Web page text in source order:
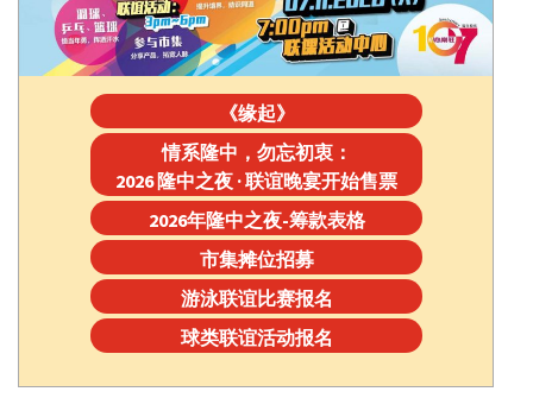
《缘起》
情系隆中，勿忘初衷：
2026 隆中之夜 · 联谊晚宴开始售票
2026年隆中之夜-筹款表格
市集摊位招募
游泳联谊比赛报名
球类联谊活动报名